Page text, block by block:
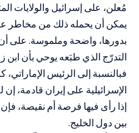
مُعلن، على إسرائيل والولايات
يمكن أن يحمله ذلك من مخاطر
بدورها، واضحة وملموسة. على
التدرّج الذي طبَعه يوحي بأن ابن
فبالنسبة إلى الرئيس
الإسرائيلية على إيران قادمة،
إذا رأى فيها فرصة أم نقيصة،
بين دول الخليج.